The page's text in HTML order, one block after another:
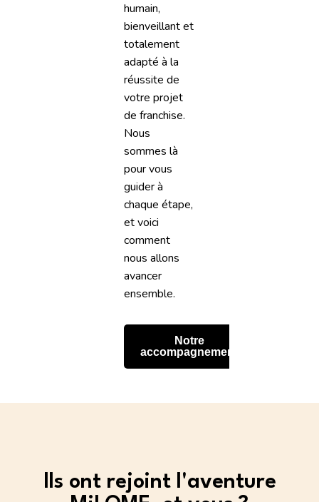
humain,
bienveillant et
totalement
adapté à la
réussite de
votre projet
de franchise.
Nous
sommes là
pour vous
guider à
chaque étape,
et voici
comment
nous allons
avancer
ensemble.
Notre
accompagnement
Ils ont rejoint l'aventure